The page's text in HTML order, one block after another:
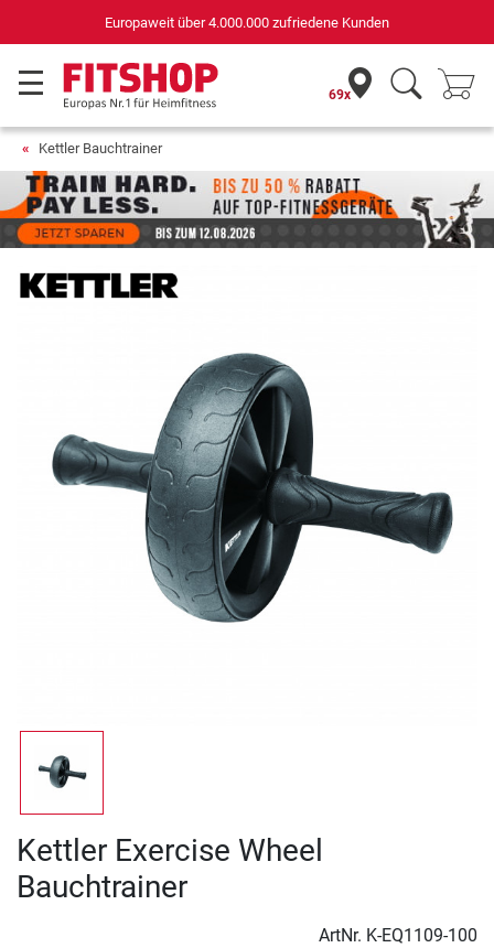
für Sportgeräte (n-tv+DISQ 2016-2024)
69x
Kettler Bauchtrainer
Kettler Exercise Wheel
Bauchtrainer
ArtNr. K-EQ1109-100